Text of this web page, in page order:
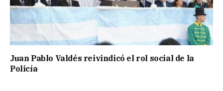
Juan Pablo Valdés reivindicó el rol social de la
Policía